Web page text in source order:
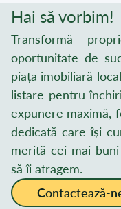
Hai să vorbim!
Transformă
oportunitate de
piața imobiliară
listare pentru
expunere maximă,
dedicată care își
merită cei mai
să îi atragem.
Contactează-